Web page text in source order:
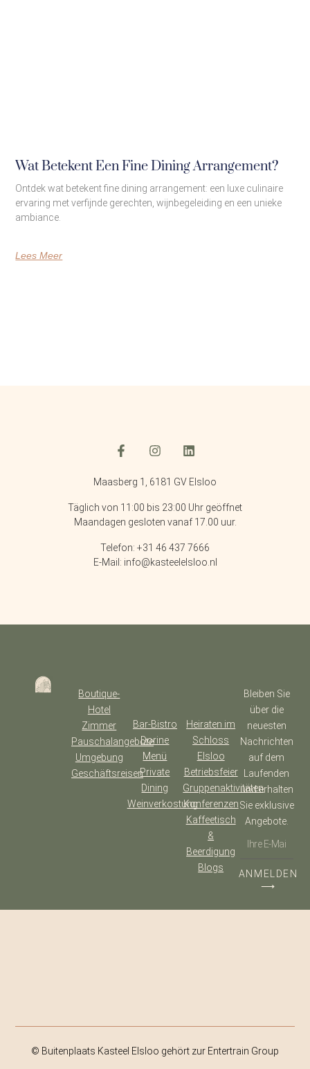
Wat Betekent Een Fine Dining Arrangement?
Ontdek wat betekent fine dining arrangement: een luxe culinaire
ervaring met verfijnde gerechten, wijnbegeleiding en een unieke
ambiance.
Lees Meer
Maasberg 1, 6181 GV Elsloo
Täglich von 11:00 bis 23:00 Uhr geöffnet
Maandagen gesloten vanaf 17.00 uur.
Telefon: +31 46 437 7666
E-Mail: info@kasteelelsloo.nl
Boutique-
Hotel
Zimmer
Pauschalangebote
Umgebung
Geschäftsreisen
Bar-Bistro
Dorine
Menü
Private
Dining
Weinverkostung
Heiraten im
Schloss
Elsloo
Betriebsfeier
Gruppenaktivitäten
Konferenzen
Kaffeetisch
&
Beerdigung
Blogs
Bleiben Sie
über die
neuesten
Nachrichten
auf dem
Laufenden
und erhalten
Sie exklusive
Angebote.
ANMELDEN
⟶
© Buitenplaats Kasteel Elsloo gehört zur Entertrain Group